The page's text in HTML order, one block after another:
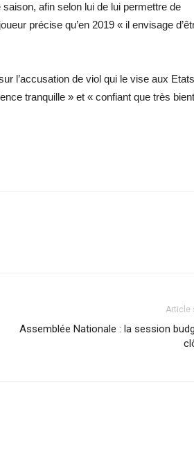
afin selon lui de lui permettre de
précise qu’en 2019 « il envisage
l’accusation de viol qui le vise aux
tranquille » et « confiant que très
Article
Assemblée Nationale : la session